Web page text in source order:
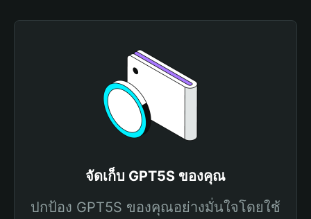
จัดเก็บ GPT5S ของคุณ
ปกป้อง GPT5S ของคุณอย่างมั่นใจโดยใช้